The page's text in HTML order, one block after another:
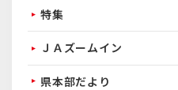
特集
ＪＡズームイン
県本部だより